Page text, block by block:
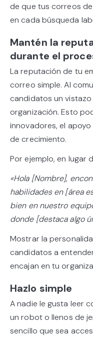
de que tus correos
en cada búsqueda
Mantén la
durante el
La reputación de tu
correo simple. Al
candidatos un
organización. Esto
innovadores, el
de crecimiento.
Por ejemplo, en lugar
«Hola [Nombre],
habilidades en [área
bien en nuestro
donde [destaca algo
Mostrar la
candidatos a
encajan en tu
Hazlo simple
A nadie le gusta leer
un robot o llenos de
sencillo que sea